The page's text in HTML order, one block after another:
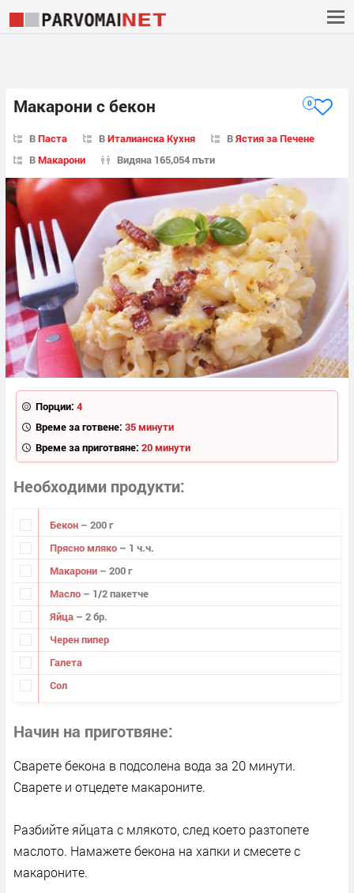
Макарони с бекон 0
ВПаста ВИталианска Кухня ВЯстия за Печене
ВМакарони Видяна 165,054 пъти
Порции: 4
Време за готвене: 35 минути
Време за приготвяне: 20 минути
Необходими продукти
Бекон – 200 г
Прясно мляко – 1 ч.ч.
Макарони – 200 г
Масло – 1/2 пакетче
Яйца – 2 бр.
Черен пипер
Галета
Сол
Начин на приготвяне
Сварете бекона в подсолена вода за 20 минути.
Сварете и отцедете макароните.
Разбийте яйцата с млякото, след което разтопете
маслото. Намажете бекона на хапки и смесете с
макароните.